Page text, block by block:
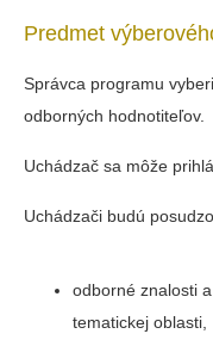
Predmet
Správca programu
odborných hodnotiteľov.
Uchádzač sa môže
Uchádzači budú
odborné znalosti
tematickej oblasti,